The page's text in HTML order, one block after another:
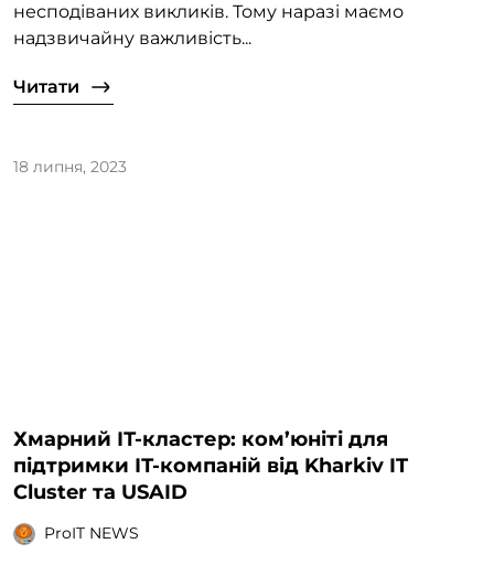
несподіваних викликів. Тому наразі маємо
надзвичайну важливість...
Читати
18 липня, 2023
Хмарний ІТ-кластер: ком’юніті для
підтримки ІТ-компаній від Kharkiv IT
Cluster та USAID
ProIT NEWS